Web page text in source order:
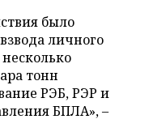
было
личного
тонн
РЭБ, РЭР и
БПЛА», –